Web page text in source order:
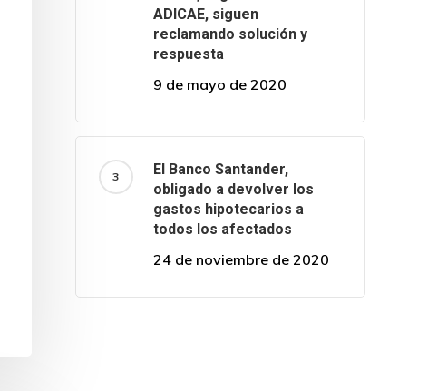
ADICAE, siguen
reclamando solución y
respuesta
9 de mayo de 2020
El Banco Santander,
obligado a devolver los
gastos hipotecarios a
todos los afectados
24 de noviembre de 2020